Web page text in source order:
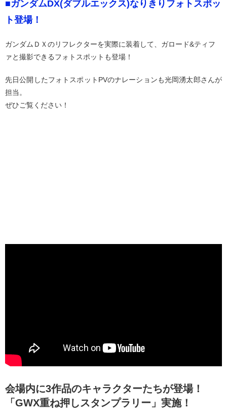
■ガンダムDX(ダブルエックス)なりきりフォトスポッ
ト登場！
ガンダムＤＸのリフレクターを実際に装着して、ガロード&ティフ
ァと撮影できるフォトスポットも登場！
先日公開したフォトスポットPVのナレーションも光岡湧太郎さんが
担当。
ぜひご覧ください！
会場内に3作品のキャラクターたちが登場！
「GWX重ね押しスタンプラリー」実施！